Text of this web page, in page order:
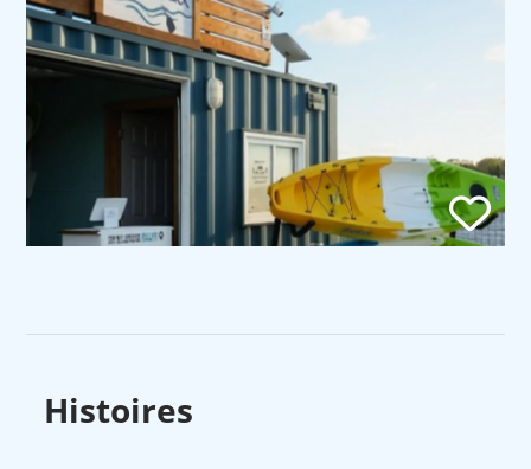
Histoires